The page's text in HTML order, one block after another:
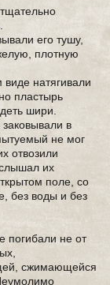
его тушу,
плотную
натягивали
пластырь
шири.
в
не мог
отвозили
их
поле, со
без воды и без
погибали не от
сжимающейся